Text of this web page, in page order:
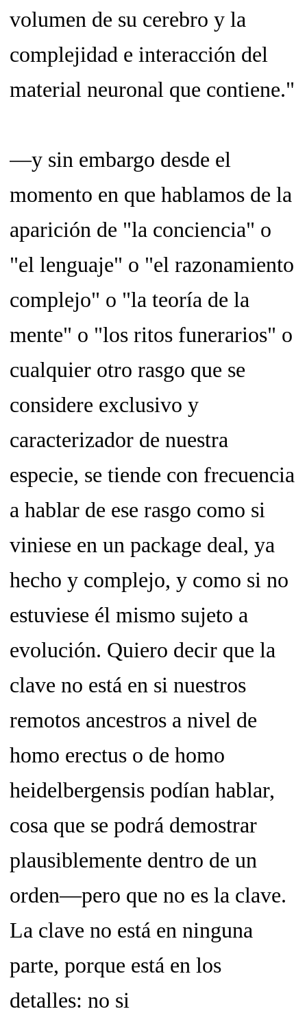
volumen de su cerebro y la
complejidad e interacción del
material neuronal que contiene."
—y sin embargo desde el
momento en que hablamos de la
aparición de "la conciencia" o
"el lenguaje" o "el razonamiento
complejo" o "la teoría de la
mente" o "los ritos funerarios" o
cualquier otro rasgo que se
considere exclusivo y
caracterizador de nuestra
especie, se tiende con frecuencia
a hablar de ese rasgo como si
viniese en un package deal, ya
hecho y complejo, y como si no
estuviese él mismo sujeto a
evolución. Quiero decir que la
clave no está en si nuestros
remotos ancestros a nivel de
homo erectus o de homo
heidelbergensis podían hablar,
cosa que se podrá demostrar
plausiblemente dentro de un
orden—pero que no es la clave.
La clave no está en ninguna
parte, porque está en los
detalles: no si